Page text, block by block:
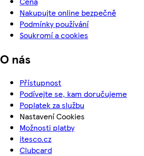
Nakupujte online bezpečně
Podmínky používání
Soukromí a cookies
O nás
Přístupnost
Podívejte se, kam doručujeme
Poplatek za službu
Nastavení Cookies
Možnosti platby
itesco.cz
Clubcard